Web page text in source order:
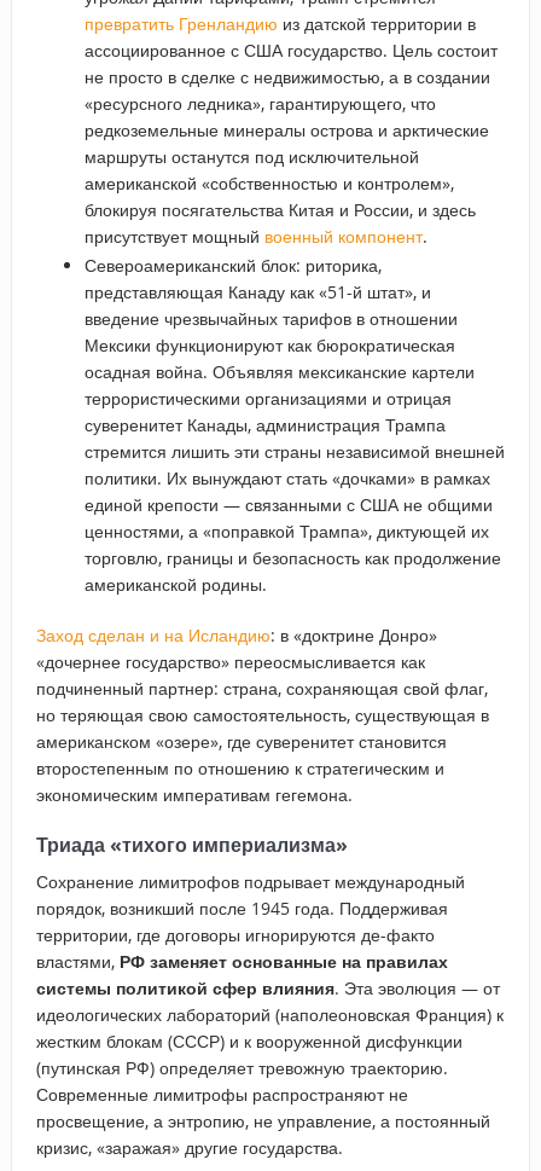
превратить Гренландию из датской территории в
ассоциированное с США государство. Цель состоит
не просто в сделке с недвижимостью, а в создании
«ресурсного ледника», гарантирующего, что
редкоземельные минералы острова и арктические
маршруты останутся под исключительной
американской «собственностью и контролем»,
блокируя посягательства Китая и России, и здесь
присутствует мощный военный компонент.
Североамериканский блок: риторика,
представляющая Канаду как «51-й штат», и
введение чрезвычайных тарифов в отношении
Мексики функционируют как бюрократическая
осадная война. Объявляя мексиканские картели
террористическими организациями и отрицая
суверенитет Канады, администрация Трампа
стремится лишить эти страны независимой внешней
политики. Их вынуждают стать «дочками» в рамках
единой крепости — связанными с США не общими
ценностями, а «поправкой Трампа», диктующей их
торговлю, границы и безопасность как продолжение
американской родины.
Заход сделан и на Исландию: в «доктрине Донро»
«дочернее государство» переосмысливается как
подчиненный партнер: страна, сохраняющая свой флаг,
но теряющая свою самостоятельность, существующая в
американском «озере», где суверенитет становится
второстепенным по отношению к стратегическим и
экономическим императивам гегемона.
Триада «тихого империализма»
Сохранение лимитрофов подрывает международный
порядок, возникший после 1945 года. Поддерживая
территории, где договоры игнорируются де-факто
властями, РФ заменяет основанные на правилах
системы политикой сфер влияния. Эта эволюция — от
идеологических лабораторий (наполеоновская Франция) к
жестким блокам (СССР) и к вооруженной дисфункции
(путинская РФ) определяет тревожную траекторию.
Современные лимитрофы распространяют не
просвещение, а энтропию, не управление, а постоянный
кризис, «заражая» другие государства.